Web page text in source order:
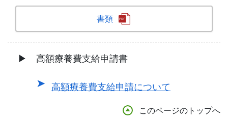
書類
▶ 高額療養費支給申請書
高額療養費支給申請について
このページのトップへ